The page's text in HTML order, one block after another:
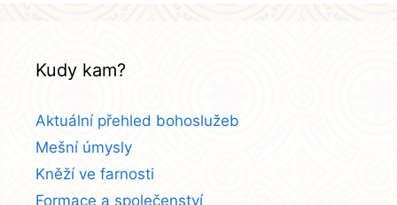
Kudy kam?
Aktuální přehled bohoslužeb
Mešní úmysly
Kněží ve farnosti
Formace a společenství